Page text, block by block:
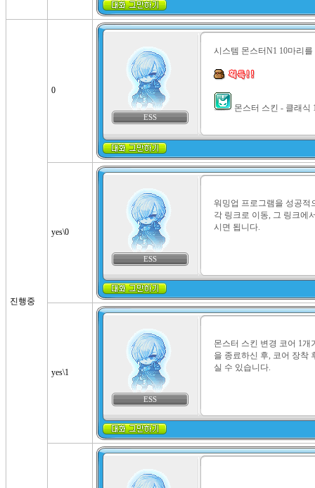
진행중
0
ESS
시스템 몬스터N1 10마리
몬스터 스킨 - 클래식
yes\0
ESS
워밍업 프로그램을 성공적
각 링크로 이동, 그 링크에
시면 됩니다.
yes\1
ESS
몬스터 스킨 변경 코어 1
을 종료하신 후, 코어 장착
실 수 있습니다.